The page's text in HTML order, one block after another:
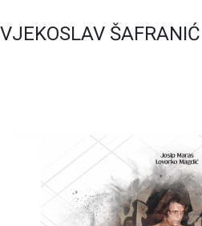
VJEKOSLAV ŠAFRANIĆ